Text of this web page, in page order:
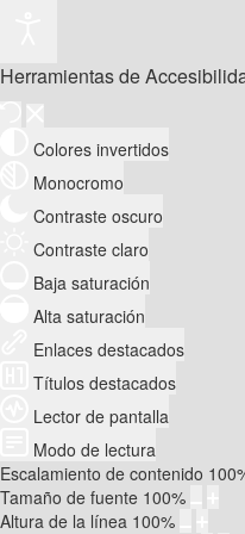
Herramientas de
Colores invertidos
Monocromo
Contraste oscuro
Contraste claro
Baja saturación
Alta saturación
Enlaces destacados
Títulos destacados
Lector de pantalla
Modo de lectura
Escalamiento de contenido 100
Tamaño de fuente 100%
Altura de la línea 100%